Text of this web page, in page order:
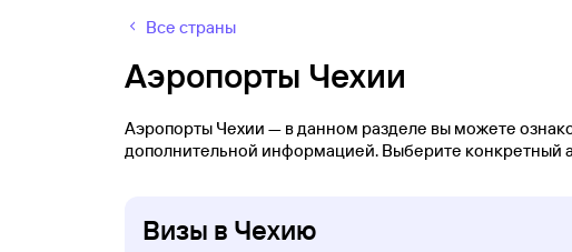
Все страны
Аэропорты Чехии
Аэропорты Чехии — в данном разделе вы можете
дополнительной информацией. Выберите конкретный
Визы в Чехию